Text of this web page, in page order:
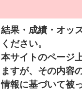
結果・成績・オッ
ください。
本サイトのページ
ますが、その内容
情報に基づいて被